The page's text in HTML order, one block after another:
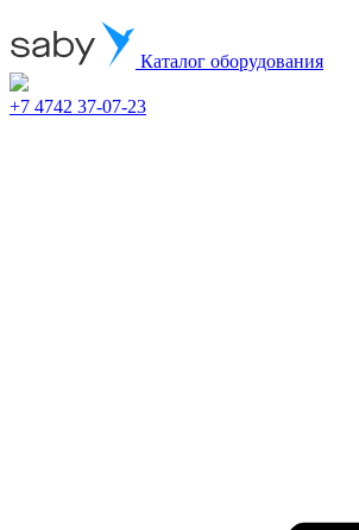
Каталог оборудования
+7 4742 37-07-23